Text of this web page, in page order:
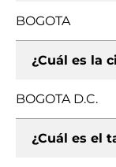
BOGOTA
¿Cuál es la
BOGOTA D.C.
¿Cuál es el